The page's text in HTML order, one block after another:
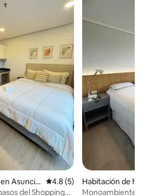
Asunció
Calificación promedio: 4.8
4.8 (5)
del Shopping
Habitación de
Monoambiente